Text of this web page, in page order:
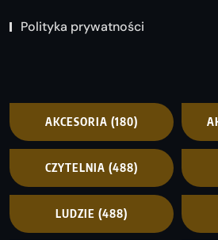
Polityka prywatności
AKCESORIA (180)
CZYTELNIA (488)
LUDZIE (488)